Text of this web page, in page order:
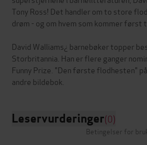
Tony Ross! Det handler om to store
drøm - og om hvem som kommer først
David Walliams¿ barnebøker topper
Storbritannia. Han er flere ganger
Funny Prize. "Den første flodhesten"
Leservurderinger(0)
Betingelser for